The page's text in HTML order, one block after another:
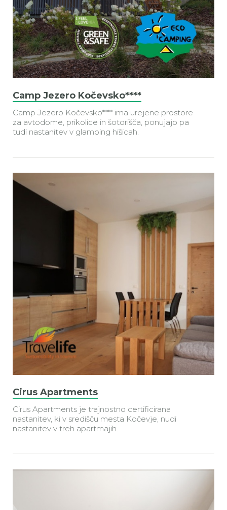
Camp Jezero Kočevsko****
Camp Jezero Kočevsko**** ima urejene prostore
za avtodome, prikolice in šotorišča, ponujajo pa
tudi nastanitev v glamping hišicah.
Cirus Apartments
Cirus Apartments je trajnostno certificirana
nastanitev, ki v središču mesta Kočevje, nudi
nastanitev v treh apartmajih.